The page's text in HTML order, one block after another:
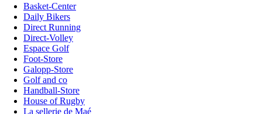
Basket-Center
Daily Bikers
Direct Running
Direct-Volley
Espace Golf
Foot-Store
Galopp-Store
Golf and co
Handball-Store
House of Rugby
La sellerie de Maé